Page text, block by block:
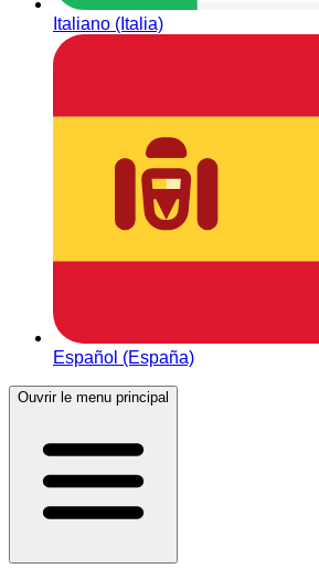
Italiano (Italia)
Español (España)
Ouvrir le menu principal